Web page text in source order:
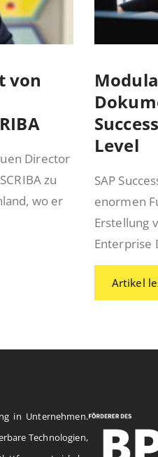
von
Director
zu
wo er
Level
SAP
enormen
Erstellung
Enterprise
Artikel
in Unternehmen.
Technologien,